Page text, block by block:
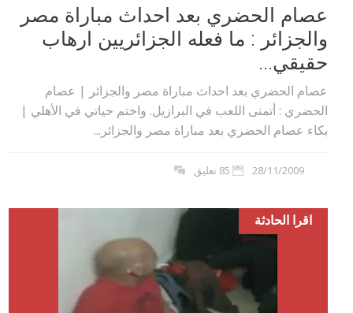
عصام الحضري بعد احداث مباراة مصر
والجزائر : ما فعله الجزائريين ارهاب
حقيقي...
عصام الحضري بعد احداث مباراة مصر والجزائر | عصام
الحضري : أتمنى اللعب في البرازيل. واختم حياتي في الأهلي |
بكاء عصام الحضري بعد مباراة مصر والجزائر...
28/11/2009 85 تعليق
اقرا الحادثة